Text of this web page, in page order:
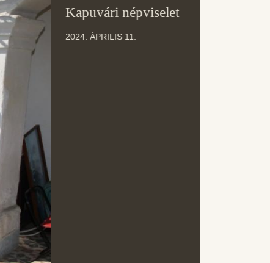
Kapuvári népviselet
2024. ÁPRILIS 11.